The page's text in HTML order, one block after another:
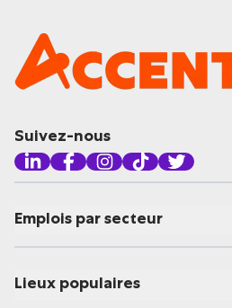
Suivez-nous
Emplois par secteur
Lieux populaires